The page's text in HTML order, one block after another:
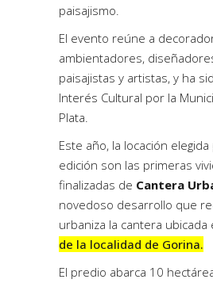
paisajismo.
El evento reúne a
ambientadores,
paisajistas y artistas, y ha
Interés Cultural por la
Plata.
Este año, la locación elegida
edición son las primeras
finalizadas de Cantera
novedoso desarrollo que
urbaniza la cantera ubicada
de la localidad de Gorina.
El predio abarca 10